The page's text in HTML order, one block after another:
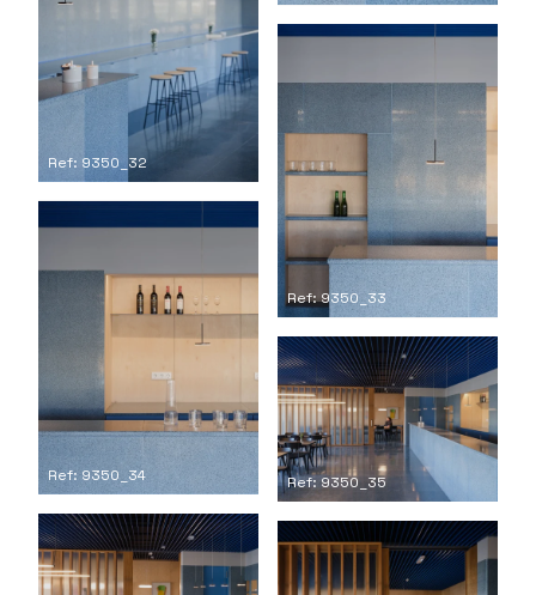
Ref: 9350_32
Ref: 9350_33
Ref: 9350_34 Ref: 9350_35